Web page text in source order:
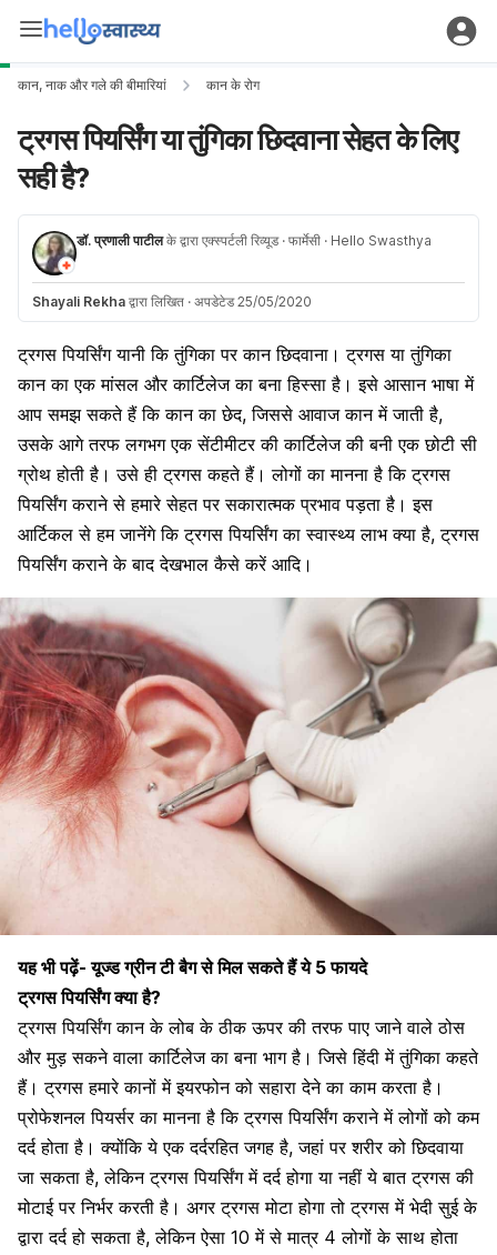
कान, नाक और गले की बीमारियां कान के रोग
ट्रगस पियर्सिंग या तुंगिका छिदवाना सेहत के लिए
सही है?
डॉ. प्रणाली पाटीलके द्वारा एक्स्पर्टली रिव्यूड · फार्मेसी · Hello Swasthya
Shayali Rekha द्वारा लिखित · अपडेटेड 25/05/2020
ट्रगस पियर्सिंग यानी कि तुंगिका पर कान छिदवाना । ट्रगस या तुंगिका
कान का एक मांसल और कार्टिलेज का बना हिस्सा है। इसे आसान भाषा में
आप समझ सकते हैं कि कान का छेद, जिससे आवाज कान में जाती है,
उसके आगे तरफ लगभग एक सेंटीमीटर कीकार्टिलेज की बनी एक छोटी सी
ग्रोथ होती है । उसे ही ट्रगस कहते हैं। लोगों का मानना है कि ट्रगस
पियर्सिंग कराने से हमारे सेहत पर सकारात्मक प्रभाव पड़ता है। इस
आर्टिकल से हम जानेंगे कि ट्रगस पियर्सिंग का स्वास्थ्य लाभ क्या है, ट्रगस
पियर्सिंग कराने के बाद देखभाल कैसे करें आदि।
यह भी पढ़ें-यूज्ड ग्रीन टी बैग से मिल सकते हैं ये 5 फायदे
ट्रगस पियर्सिंग क्या है?
ट्रगस पियर्सिंगकान के लोब के ठीक ऊपर की तरफ पाए जाने वाले ठोस
और मुड़ सकने वाला कार्टिलेज का बना भाग है। जिसे हिंदी में तुंगिका कहते
हैं। ट्रगस हमारे कानों में इयरफोन को सहारा देने का काम करता है।
प्रोफेशनल पियर्सर का मानना है कि ट्रगसपियर्सिंग कराने में लोगों को कम
दर्द होता है । क्योंकि ये एक दर्दरहित जगह है, जहां पर शरीर को छिदवाया
जा सकता है, लेकिन ट्रगस पियर्सिंग में दर्द होगा या नहीं ये बात ट्रगस की
मोटाई पर निर्भर करती है। अगर ट्रगस मोटा होगा तो ट्रगस में भेदी सुई के
द्वारा दर्द हो सकता है, लेकिन ऐसा 10 में से मात्र 4 लोगों के साथ होता